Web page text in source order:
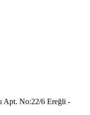
Apt. No:22/6 Ereğli -